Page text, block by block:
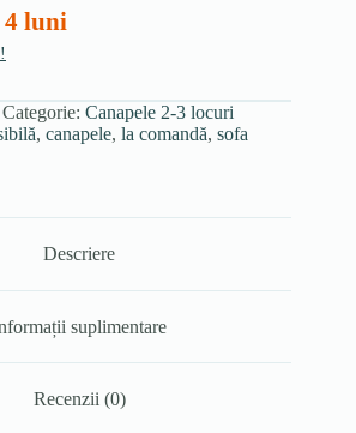
4 luni
Categorie: Canapele 2-3 locuri
, canapele, la comandă, sofa
Descriere
suplimentare
Recenzii (0)